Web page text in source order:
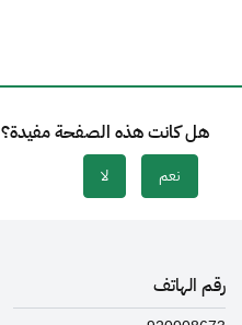
هل كانت هذه الصفحة مفيدة؟
نعم لا
رقم الهاتف